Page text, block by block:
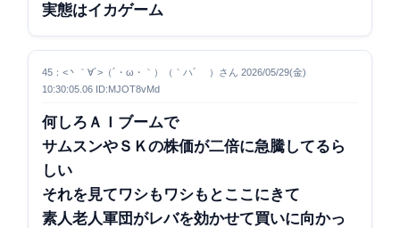
実態はイカゲーム
45：<丶｀∀´>（´・ω・｀）（｀ハ´ ）さん 2026/05/29(金)
10:30:05.06 ID:MJOT8vMd
何しろＡＩブームで
サムスンやＳＫの株価が二倍に急騰してるら
しい
それを見てワシもワシもとここにきて
素人老人軍団がレバを効かせて買いに向かっ